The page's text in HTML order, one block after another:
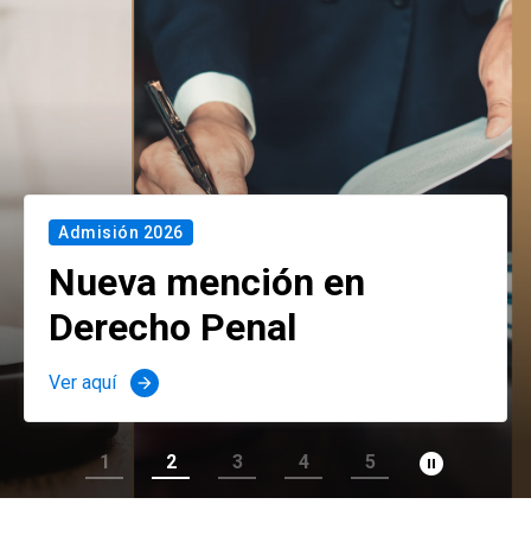
Admisión 2026
Nueva mención en
Derecho Penal
Ver aquí arrow_forward
1 2 3 4 5 pause_circle_filled